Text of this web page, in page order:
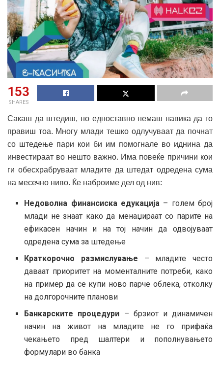
153
SHARES
Сакаш да штедиш, но едноставно немаш навика да го
правиш тоа. Многу млади тешко одлучуваат да почнат
со штедење пари кои би им помогнале во иднина да
инвестираат во нешто важно. Има повеќе причини кои
ги обесхрабруваат младите да штедат одредена сума
на месечно ниво. Ќе наброиме дел од нив:
Недоволна финансиска едукација– голем број
млади не знаат како да менаџираат со парите на
ефикасен начин и на тој начин да одвојуваат
одредена сума за штедење
Краткорочно размислување – младите често
даваат приоритет на моменталните потреби, како
на пример да се купи ново парче облека, отколку
на долгорочните планови
Банкарските процедури – брзиот и динамичен
начин на живот на младите не го прифаќа
чекањето пред шалтери и пополнувањето
формулари во банка